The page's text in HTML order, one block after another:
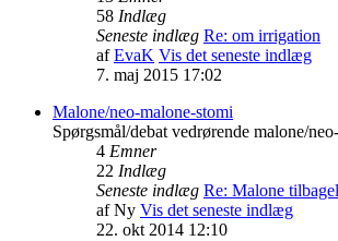
58 Indlæg
Seneste indlæg Re: om irrigation
afEvaK Vis det seneste indlæg
7. maj 2015 17:02
Malone/neo-malone-stomi
Spørgsmål/debat vedrørende malone/
4 Emner
22 Indlæg
Seneste indlæg Re: Malone
afNy Vis det seneste indlæg
22. okt 2014 12:10